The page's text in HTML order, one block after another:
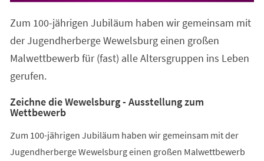
Zum 100-jährigen Jubiläum haben wir gemeinsam mit
der Jugendherberge Wewelsburg einen großen
Malwettbewerb für (fast) alle Altersgruppen ins Leben
gerufen.
Zeichne die Wewelsburg - Ausstellung zum
Wettbewerb
Zum 100-jährigen Jubiläum haben wir gemeinsam mit der
Jugendherberge Wewelsburg einen großen Malwettbewerb